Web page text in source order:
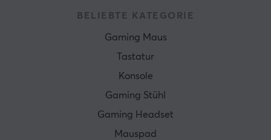
BELIEBTE KATEGORIE
Gaming Maus
Tastatur
Konsole
Gaming Stühl
Gaming Headset
Mauspad